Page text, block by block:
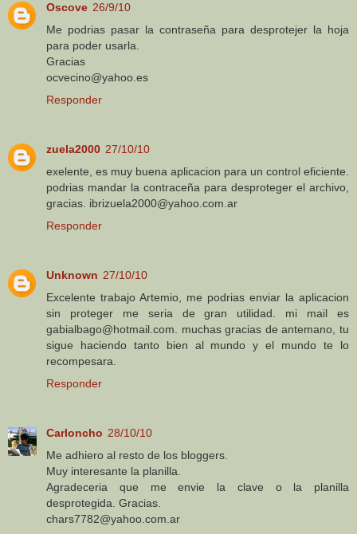
Oscove 26/9/10
Me podrias pasar la contraseña para desprotejer la hoja
para poder usarla.
Gracias
ocvecino@yahoo.es
Responder
zuela2000 27/10/10
exelente, es muy buena aplicacion para un control eficiente.
podrias mandar la contraceña para desproteger el archivo,
gracias. ibrizuela2000@yahoo.com.ar
Responder
Unknown 27/10/10
Excelente trabajo Artemio, me podrias enviar la aplicacion
sin proteger me seria de gran utilidad. mi mail es
gabialbago@hotmail.com. muchas gracias de antemano, tu
sigue haciendo tanto bien al mundo y el mundo te lo
recompesara.
Responder
Carloncho 28/10/10
Me adhiero al resto de los bloggers.
Muy interesante la planilla.
Agradeceria que me envie la clave o la planilla
desprotegida. Gracias.
chars7782@yahoo.com.ar